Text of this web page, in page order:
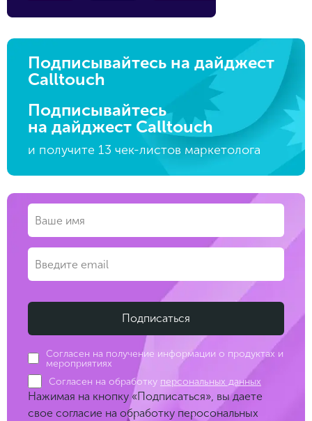
Подписывайтесь на дайджест
Calltouch
Подписывайтесь
на дайджест Calltouch
и получите 13 чек-листов маркетолога
Согласен на получение информации о продуктах и
мероприятиях
Согласен на обработку персональных данных
Нажимая на кнопку «Подписаться», вы даете
свое согласие на обработку перосональных